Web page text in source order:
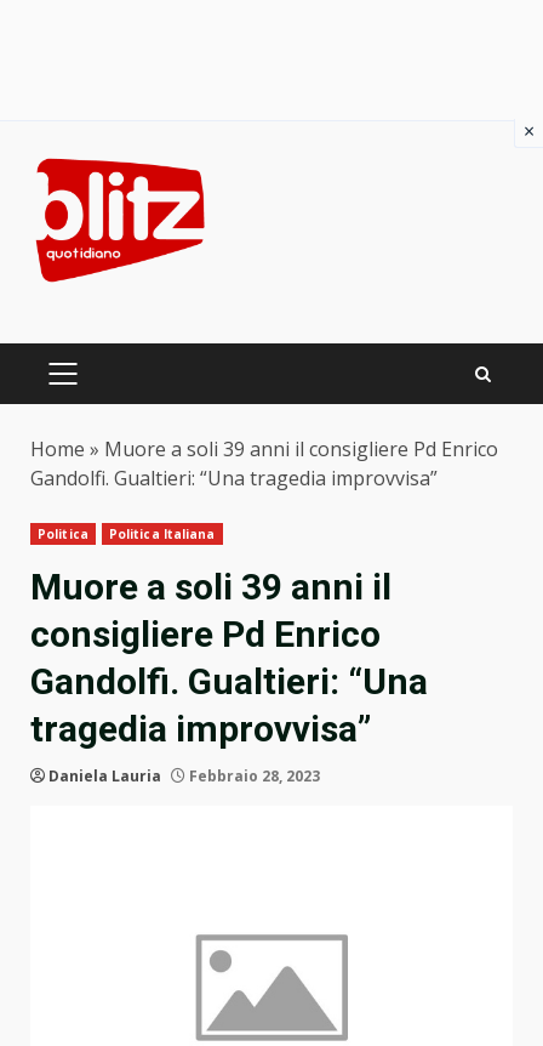
content
PRIMARY
Home » Muore a soli 39 anni il consigliere Pd Enrico
Gandolfi. Gualtieri: “Una tragedia improvvisa”
Politica Politica Italiana
Muore a soli 39 anni il
consigliere Pd Enrico
Gandolfi. Gualtieri: “Una
tragedia improvvisa”
Daniela Lauria Febbraio 28, 2023
×